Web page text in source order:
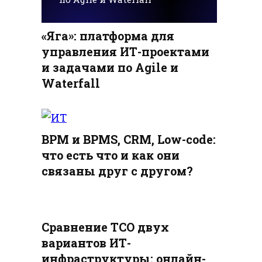
«Яга»: платформа для
управления ИТ-проектами
и задачами по Agile и
Waterfall
BPM и BPMS, CRM, Low-code:
что есть что и как они
связаны друг с другом?
Сравнение TCO двух
вариантов ИТ-
инфраструктуры: онлайн-